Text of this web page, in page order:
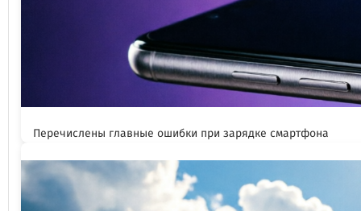
Перечислены главные ошибки при зарядке смартфона